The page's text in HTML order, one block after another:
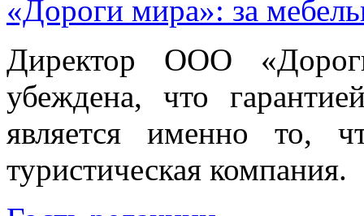
«Дороги мира»: за
Директор ООО
убеждена, что
является именно то,
туристическая компания.